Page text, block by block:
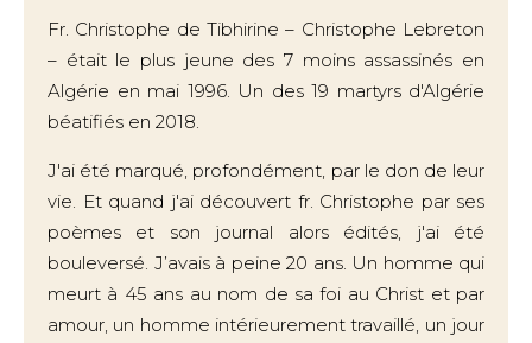
Fr. Christophe de Tibhirine – Christophe Lebreton
– était le plus jeune des 7 moins assassinés en
Algérie en mai 1996. Un des 19 martyrs d'Algérie
béatifiés en 2018.
J'ai été marqué, profondément, par le don de leur
vie. Et quand j'ai découvert fr. Christophe par ses
poèmes et son journal alors édités, j'ai été
bouleversé. J’avais à peine 20 ans. Un homme qui
meurt à 45 ans au nom de sa foi au Christ et par
amour, un homme intérieurement travaillé, un jour